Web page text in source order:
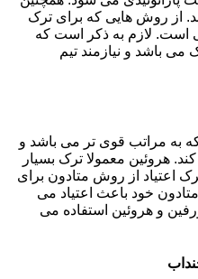
از روش هایی که برای ترک
است. لازم به ذکر است که
باشد و نیازمند تیم
به مراتب قوی تر می باشد و
هروئین معمولا ترک بسیار
اعتیاد از روش متادون برای
خود باعث اعتیاد می
و هروئین استفاده می